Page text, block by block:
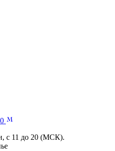
0
с 11 до 20 (МСК).